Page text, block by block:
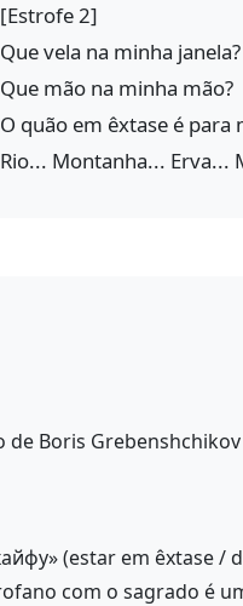
[Estrofe 2]
Que vela na minha janela?
Que mão na minha mão?
O quão em êxtase é para
Rio... Montanha... Erva...
Boris
(estar em êxtase /
com o sagrado é